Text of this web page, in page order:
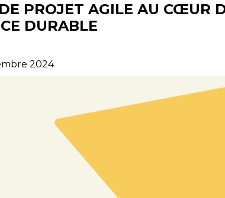
PROJET AGILE AU CŒUR
DURABLE
2024